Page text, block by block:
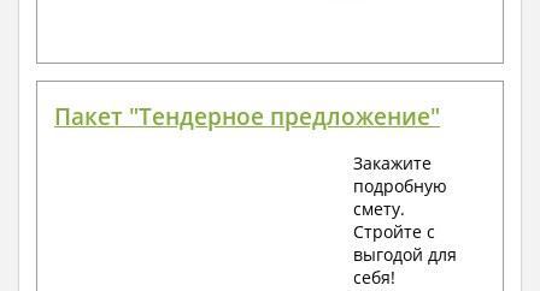
Пакет "Тендерное предложение"
Закажите
подробную
смету.
Стройте с
выгодой для
себя!